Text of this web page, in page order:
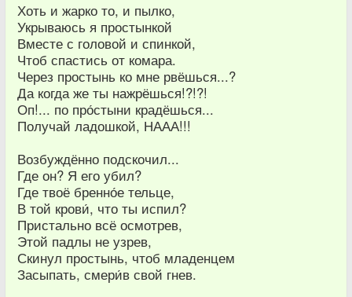
Хоть и жарко то, и пылко,
Укрываюсь я простынкой
Вместе с головой и спинкой,
Чтоб спастись от комара.
Через простынь ко мне рвёшься...?
Да когда же ты нажрёшься!?!?!
Оп!... по про́стыни крадёшься...
Получай ладошкой, НААА!!!
Возбуждённо подскочил...
Где он? Я его убил?
Где твоё бренно́е тельце,
В той крови́, что ты испил?
Пристально всё осмотрев,
Этой падлы не узрев,
Скинул простынь, чтоб младенцем
Засыпать, смери́в свой гнев.